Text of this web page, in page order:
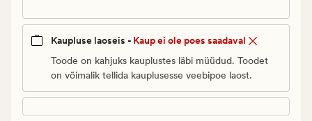
Kaupluse laoseis - Kaup ei ole poes saadaval
Toode on kahjuks kauplustes läbi müüdud. Toodet
on võimalik tellida kauplusesse veebipoe laost.